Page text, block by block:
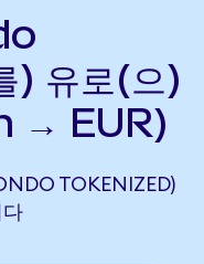
유로(으)
→ EUR)
TOKENIZED)
다